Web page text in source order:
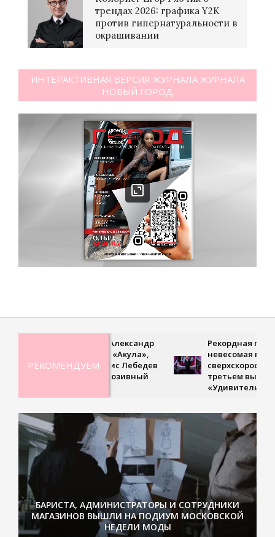
трендах 2026: графика Y2K
против гипернатуральности в
окрашивании
ИНТЕРАКТИВНАЯ ВЕРСИЯ ЖУРНАЛА ЖУРНАЛА
НОВЫЙ ГОРОД
РЕКОМЕНДУЕМ
Петров, Александр
Смитт и Денис Лебедев
Рекордная гибкость,
невесомая походка и
сверхскоростное чтение
третьем выпуске шоу
«Удивительные люди»
БАРИСТА, АДМИНИСТРАТОРЫ И СОТРУДНИКИ
МАГАЗИНОВ ВЫШЛИ НА ПОДИУМ МОСКОВСКОЙ
НЕДЕЛИ МОДЫ